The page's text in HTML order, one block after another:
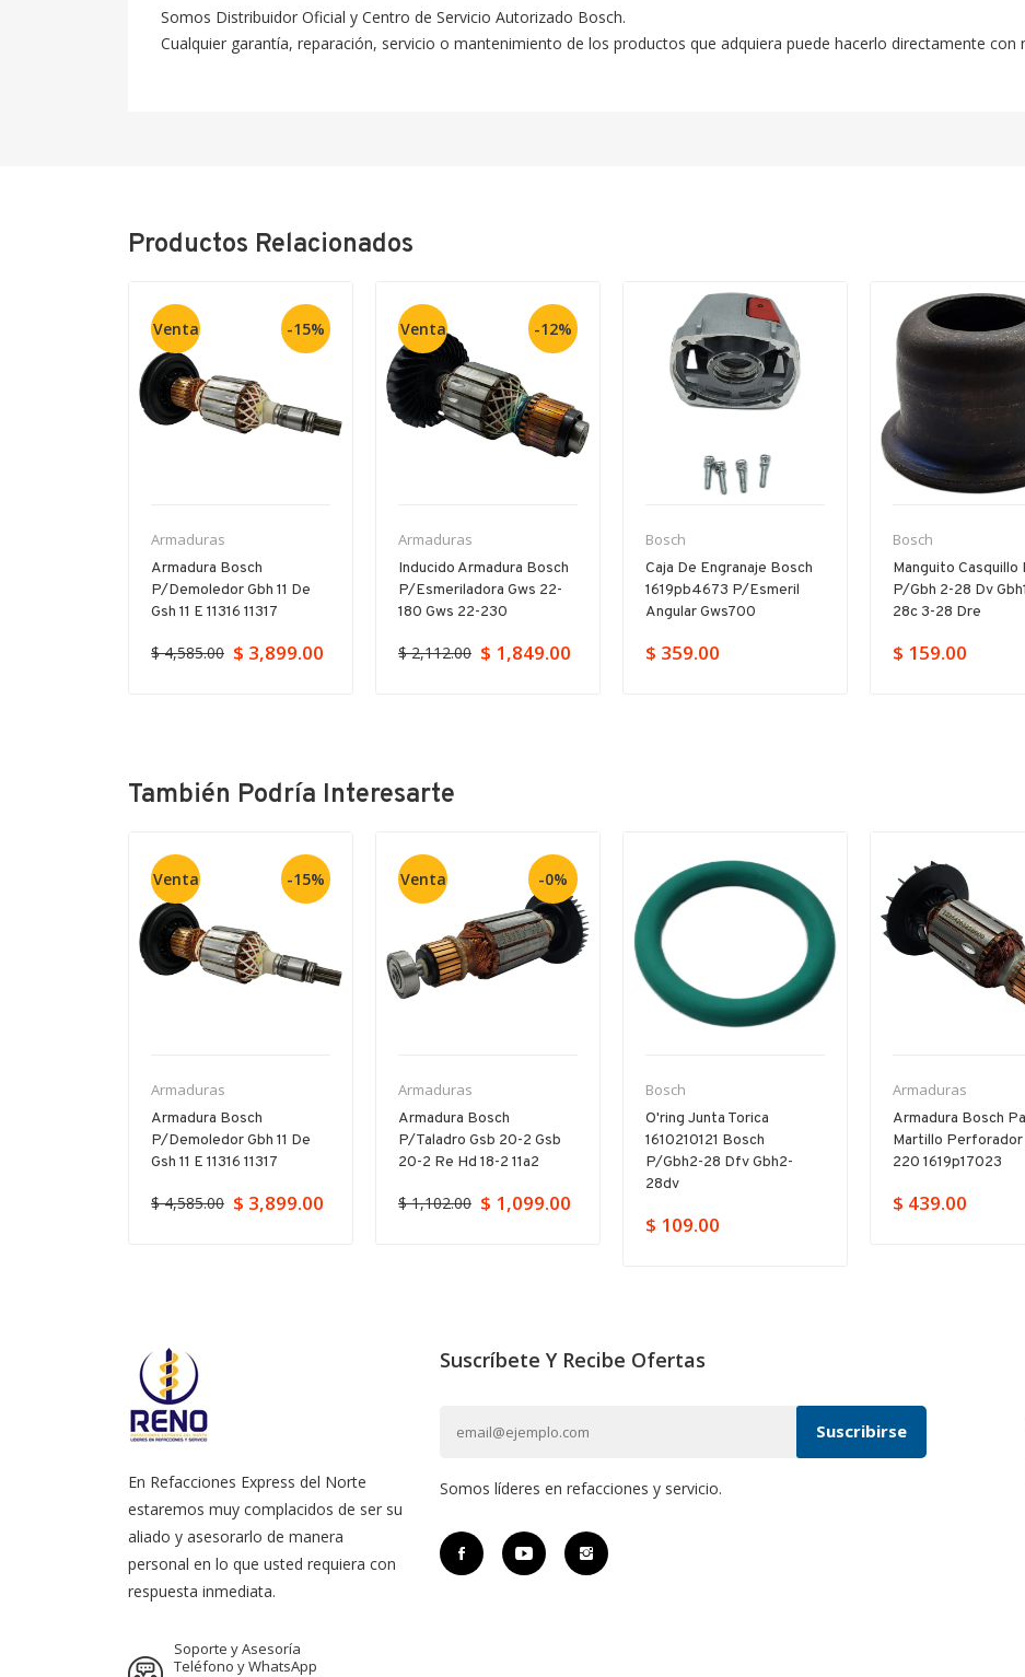
Somos Distribuidor Oficial y Centro de Servicio Autorizado Bosch.
Cualquier garantía, reparación, servicio o mantenimiento de los productos que adquiera puede hacerlo directamente con
Productos Relacionados
Venta -15%
Armaduras
Armadura Bosch
P/demoledor Gbh 11 De
Gsh 11 E 11316 11317
$ 4,585.00 $ 3,899.00
Venta -12%
Armaduras
Inducido Armadura Bosch
P/esmeriladora Gws 22-
180 Gws 22-230
$ 2,112.00 $ 1,849.00
Bosch
Caja De Engranaje Bosch
1619pb4673 P/esmeril
Angular Gws700
$ 359.00
Bosch
Manguito Casquillo
P/gbh 2-28 Dv
28c 3-28 Dre
$ 159.00
También Podría Interesarte
Venta -15%
Armaduras
Armadura Bosch
P/demoledor Gbh 11 De
Gsh 11 E 11316 11317
$ 4,585.00 $ 3,899.00
Venta -0%
Armaduras
Armadura Bosch
P/taladro Gsb 20-2 Gsb
20-2 Re Hd 18-2 11a2
$ 1,102.00 $ 1,099.00
Bosch
O'ring Junta Torica
1610210121 Bosch
P/gbh2-28 Dfv Gbh2-
28dv
$ 109.00
Armaduras
Armadura Bosch
Martillo Perforador
220 1619p17023
$ 439.00
En Refacciones Express del Norte
estaremos muy complacidos de ser su
aliado y asesorarlo de manera
personal en lo que usted requiera con
respuesta inmediata.
Soporte y Asesoría
Teléfono y WhatsApp
Suscríbete Y Recibe Ofertas
Somos líderes en refacciones y servicio.